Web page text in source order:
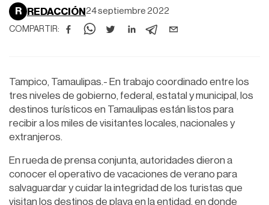
R REDACCIÓN 24 septiembre 2022
COMPARTIR:
Tampico, Tamaulipas.- En trabajo coordinado entre los
tres niveles de gobierno, federal, estatal y municipal, los
destinos turísticos en Tamaulipas están listos para
recibir a los miles de visitantes locales, nacionales y
extranjeros.
En rueda de prensa conjunta, autoridades dieron a
conocer el operativo de vacaciones de verano para
salvaguardar y cuidar la integridad de los turistas que
visitan los destinos de playa en la entidad, en donde